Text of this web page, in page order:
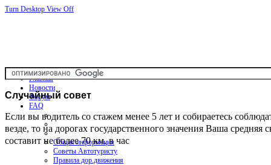
Turn Desktop View Off
Главная
Новости
Форум
FAQ
Общая информация
Советы Автотуристу
Правила дор.движения
Случайный совет
Если вы водитель со стажем менее 5 лет и собираетесь
везде, то на дорогах государственного значения Ваша средняя
составит не более 70 км. в час